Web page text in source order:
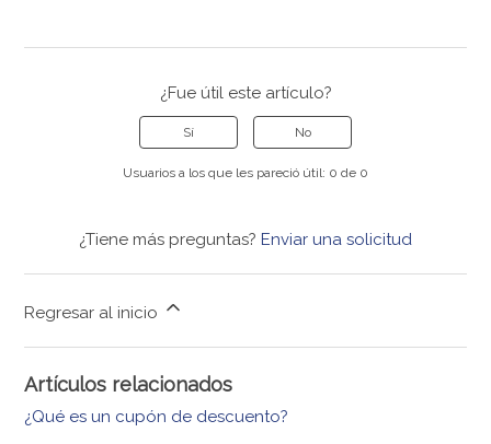
¿Fue útil este artículo?
Sí No
Usuarios a los que les pareció útil: 0 de 0
¿Tiene más preguntas? Enviar una solicitud
Regresar al inicio
Artículos relacionados
¿Qué es un cupón de descuento?